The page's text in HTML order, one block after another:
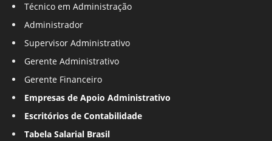
Técnico em Administração
Administrador
Supervisor Administrativo
Gerente Administrativo
Gerente Financeiro
Empresas de Apoio Administrativo
Escritórios de Contabilidade
Tabela Salarial Brasil